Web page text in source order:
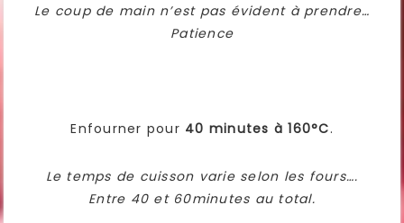
Le coup de main n’est pas évident à prendre…
Patience
Enfourner pour 40 minutes à 160°C.
Le temps de cuisson varie selon les fours….
Entre 40 et 60minutes au total.